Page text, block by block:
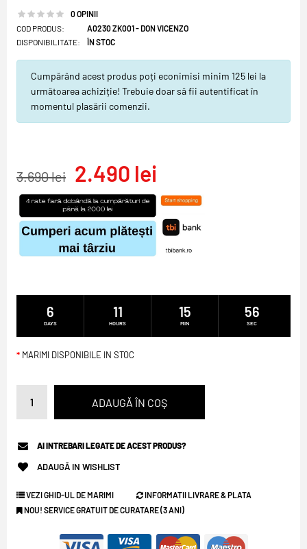
0 OPINII
COD PRODUS:
DISPONIBILITATE:
A0230 ZK001 - DON VICENZO
ÎN STOC
Cumpărând acest produs poți econimisi minim 125 lei la
următoarea achiziție! Trebuie doar să fii autentificat în
momentul plasării comenzii.
3.690 lei 2.490 lei
6
DAYS
11
HOURS
15
MIN
56
SEC
MARIMI DISPONIBILE IN STOC
AI INTREBARI LEGATE DE ACEST PRODUS?
ADAUGĂ IN WISHLIST
VEZI GHID-UL DE MARIMI
INFORMATII LIVRARE & PLATA
NOU! SERVICE GRATUIT DE CURATARE (3 ANI)